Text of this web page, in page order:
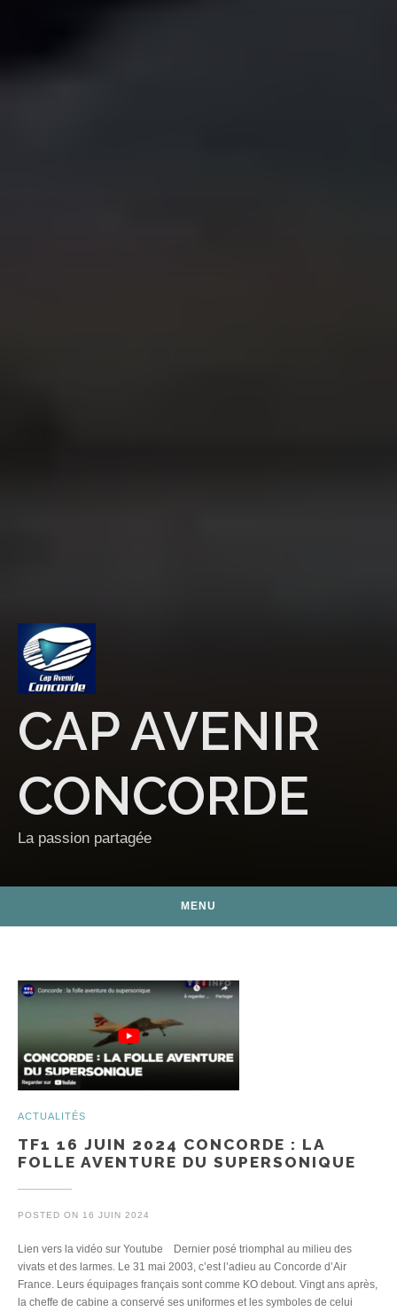
CAP AVENIR
CONCORDE
La passion partagée
MENU
Posts
ACTUALITÉS
TF1 16 JUIN 2024 CONCORDE : LA
FOLLE AVENTURE DU SUPERSONIQUE
POSTED ON 16 JUIN 2024
Lien vers la vidéo sur Youtube Dernier posé triomphal au milieu des
vivats et des larmes. Le 31 mai 2003, c’est l’adieu au Concorde d’Air
France. Leurs équipages français sont comme KO debout. Vingt ans après,
la cheffe de cabine a conservé ses uniformes et les symboles de celui